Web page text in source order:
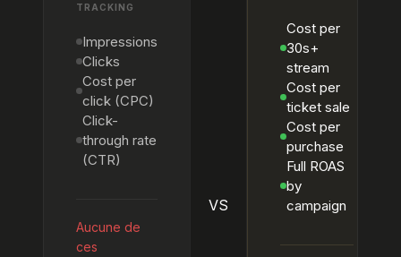
TRACKING
Impressions
Clicks
Cost per
click (CPC)
Click-
through rate
(CTR)
Aucune de
ces
VS
Cost per
30s+
stream
Cost per
ticket sale
Cost per
purchase
Full ROAS
by
campaign